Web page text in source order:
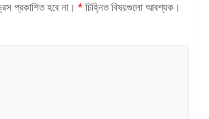
প্রকাশিত হবে না। * চিহ্নিত বিষয়গুলো আবশ্যক।